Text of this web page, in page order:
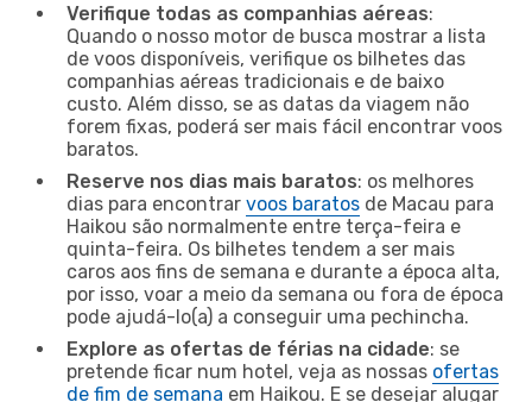
Verifique todas as companhias aéreas:
Quando o nosso motor de busca mostrar a lista
de voos disponíveis, verifique os bilhetes das
companhias aéreas tradicionais e de baixo
custo. Além disso, se as datas da viagem não
forem fixas, poderá ser mais fácil encontrar voos
baratos.
Reserve nos dias mais baratos: os melhores
dias para encontrar voos baratos de Macau para
Haikou são normalmente entre terça-feira e
quinta-feira. Os bilhetes tendem a ser mais
caros aos fins de semana e durante a época alta,
por isso, voar a meio da semana ou fora de época
pode ajudá-lo(a) a conseguir uma pechincha.
Explore as ofertas de férias na cidade: se
pretende ficar num hotel, veja as nossas ofertas
de fim de semana em Haikou. E se desejar alugar